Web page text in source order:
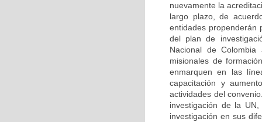
nuevamente la
largo plazo, de
entidades propenderán
del plan de
Nacional de
misionales de
enmarquen en las
capacitación y
actividades del
investigación de la
investigación en sus